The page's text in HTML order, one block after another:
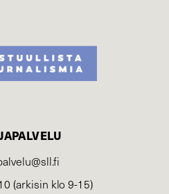
(arkisin klo 9-15)